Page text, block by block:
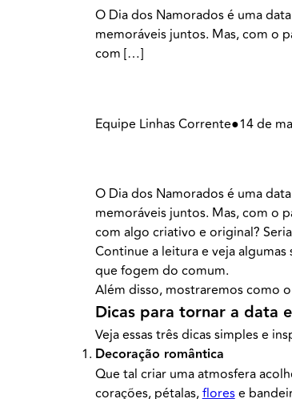
O Dia dos Namorados é uma
memoráveis juntos. Mas, com o
com […]
Equipe Linhas Corrente●14 de
O Dia dos Namorados é uma
memoráveis juntos. Mas, com o
com algo criativo e original?
Continue a leitura e veja
que fogem do comum.
Além disso, mostraremos como
Dicas para tornar a data
Veja essas três dicas simples e
Decoração romântica
Que tal criar uma atmosfera
corações, pétalas,florese